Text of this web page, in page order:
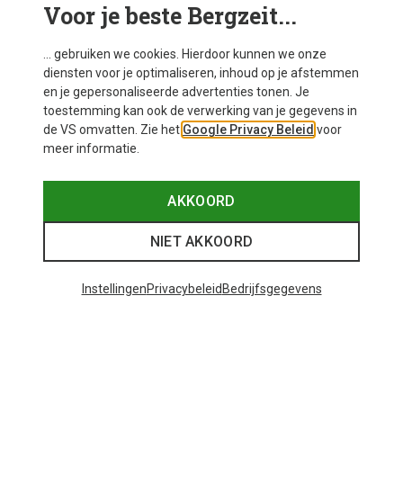
47 van 47 producten bekeken
Voor je beste Bergzeit...
... gebruiken we cookies. Hierdoor kunnen we onze
diensten voor je optimaliseren, inhoud op je afstemmen
en je gepersonaliseerde advertenties tonen. Je
toestemming kan ook de verwerking van je gegevens in
de VS omvatten. Zie het Google Privacy Beleid voor
meer informatie.
AKKOORD
NIET AKKOORD
InstellingenPrivacybeleid Bedrijfsgegevens